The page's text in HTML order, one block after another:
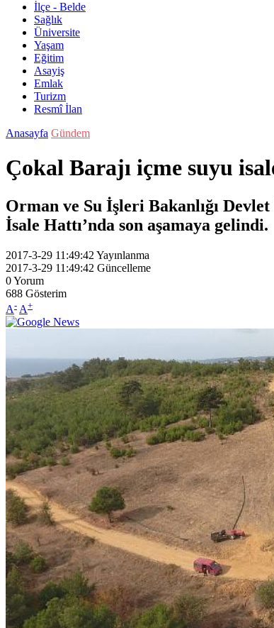
İlçe - Belde
Sağlık
Üniversite
Yaşam
Eğitim
Asayiş
Emlak
Turizm
Resmî İlan
Anasayfa Gündem
Çokal Barajı içme suyu
Orman ve Su İşleri Bakanlığı
İsale Hattı’nda son aşamaya gelindi.
2017-3-29 11:49:42 Yayınlanma
2017-3-29 11:49:42 Güncelleme
0Yorum
688 Gösterim
A- A+